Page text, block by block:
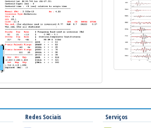
Redes Sociais Serviços